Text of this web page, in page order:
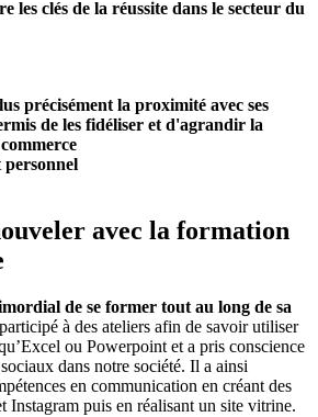
les clés de la réussite dans le secteur du
précisément la proximité avec ses
de les fidéliser et d'agrandir la
personnel
avec la formation
de se former tout au long de sa
à des ateliers afin de savoir utiliser
ou Powerpoint et a pris conscience
dans notre société. Il a ainsi
en communication en créant des
Instagram puis en réalisant un site vitrine.